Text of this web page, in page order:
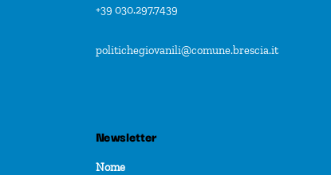
+39 030.297.7439
politichegiovanili@comune.brescia.it
Newsletter
Nome